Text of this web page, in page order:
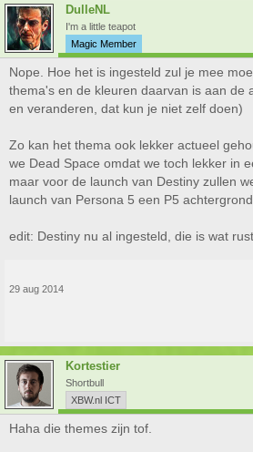
DulleNL
I'm a little teapot
Magic Member
Nope. Hoe het is ingesteld zul je mee
thema's en de kleuren daarvan is aan de
en veranderen, dat kun je niet zelf doen)
Zo kan het thema ook lekker actueel
we Dead Space omdat we toch lekker in
maar voor de launch van Destiny zullen
launch van Persona 5 een P5
edit: Destiny nu al ingesteld, die is wat
29 aug 2014
Kortestier
Shortbull
XBW.nl ICT
Haha die themes zijn tof.